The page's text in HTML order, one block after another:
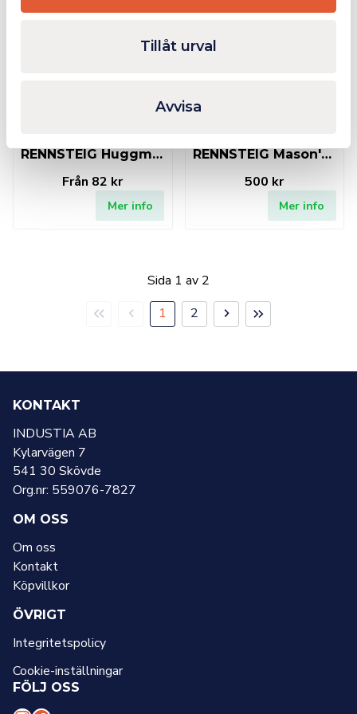
Tillåt urval
Avvisa
I lager
RENNSTEIG Huggmejslar
Från 82 kr
Mer info
RENNSTEIG Mason's Chisel 800 mm
500 kr
Mer info
Sida 1 av 2
Första
sidan
Föregående
sida
1 2
Nästa
sida
Sista
sidan
KONTAKT
INDUSTIA AB
Kylarvägen 7
541 30 Skövde
Org.nr: 559076-7827
OM OSS
Om oss
Kontakt
Köpvillkor
ÖVRIGT
Integritetspolicy
Cookie-inställningar
FÖLJ OSS